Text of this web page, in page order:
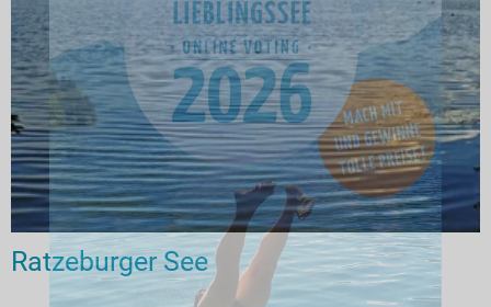
Ratzeburger See